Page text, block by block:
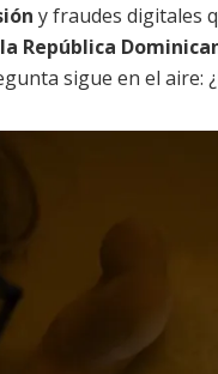
y fraudes digitales
República
sigue en el aire: